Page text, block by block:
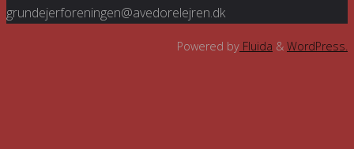
grundejerforeningen@avedorelejren.dk
Powered by Fluida & WordPress.